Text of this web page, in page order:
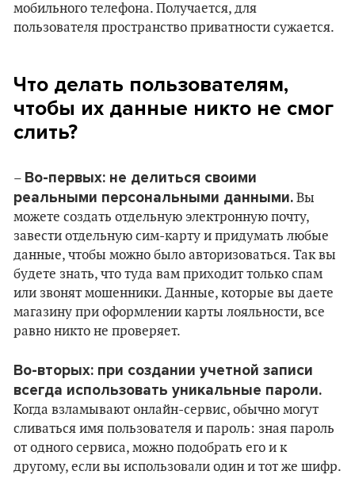
мобильного телефона. Получается, для
пользователя пространство приватности сужается.
Что делать пользователям,
чтобы их данные никто не смог
слить?
– Во-первых: не делиться своими
реальными персональными данными. Вы
можете создать отдельную электронную почту,
завести отдельную сим-карту и придумать любые
данные, чтобы можно было авторизоваться. Так вы
будете знать, что туда вам приходит только спам
или звонят мошенники. Данные, которые вы даете
магазину при оформлении карты лояльности, все
равно никто не проверяет.
Во-вторых: при создании учетной записи
всегда использовать уникальные пароли.
Когда взламывают онлайн-сервис, обычно могут
сливаться имя пользователя и пароль: зная пароль
от одного сервиса, можно подобрать его и к
другому, если вы использовали один и тот же шифр.